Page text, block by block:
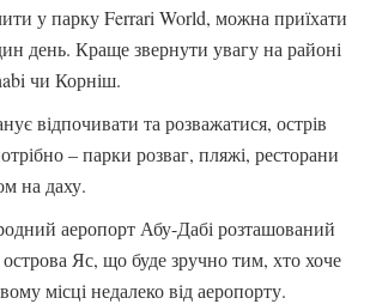
у парку Ferrari World, можна приїхати
день. Краще звернути увагу на районі
чи Корніш.
відпочивати та розважатися, острів
– парки розваг, пляжі, ресторани
на даху.
аеропорт Абу-Дабі розташований
Яс, що буде зручно тим, хто хоче
місці недалеко від аеропорту.